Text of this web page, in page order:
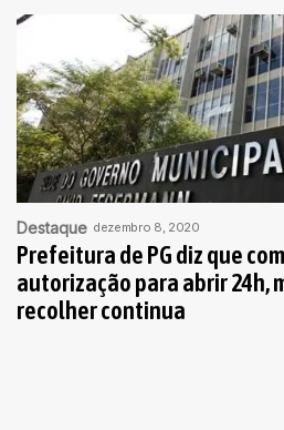
Destaque dezembro 8, 2020
Prefeitura de PG diz que
autorização para abrir 24h,
recolher continua